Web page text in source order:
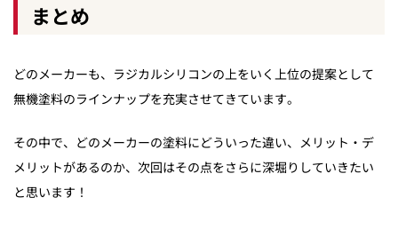
まとめ
どのメーカーも、ラジカルシリコンの上をいく上位の提案として
無機塗料のラインナップを充実させてきています。
その中で、どのメーカーの塗料にどういった違い、メリット・デ
メリットがあるのか、次回はその点をさらに深堀りしていきたい
と思います！